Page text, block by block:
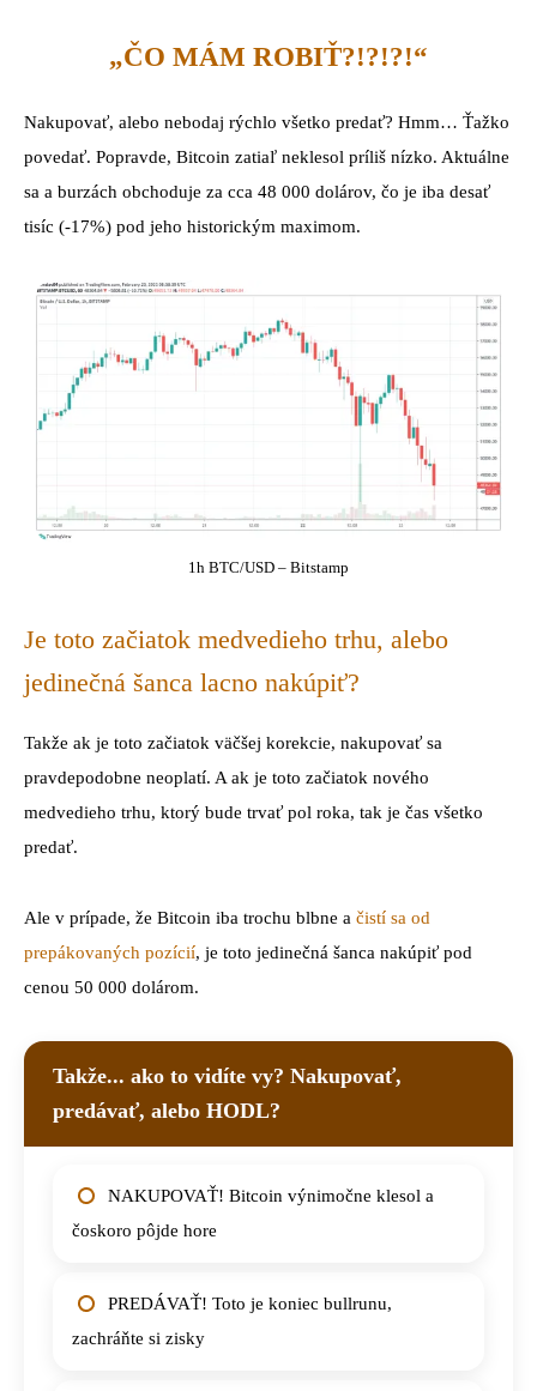
„ČO MÁM ROBIŤ?!?!?!“
Nakupovať, alebo nebodaj rýchlo všetko predať? Hmm… Ťažko
povedať. Popravde, Bitcoin zatiaľ neklesol príliš nízko. Aktuálne
sa a burzách obchoduje za cca 48 000 dolárov, čo je iba desať
tisíc (-17%) pod jeho historickým maximom.
1h BTC/USD – Bitstamp
Je toto začiatok medvedieho trhu, alebo
jedinečná šanca lacno nakúpiť?
Takže ak je toto začiatok väčšej korekcie, nakupovať sa
pravdepodobne neoplatí. A ak je toto začiatok nového
medvedieho trhu, ktorý bude trvať pol roka, tak je čas všetko
predať.
Ale v prípade, že Bitcoin iba trochu blbne a čistí sa od
prepákovaných pozícií, je toto jedinečná šanca nakúpiť pod
cenou 50 000 dolárom.
Takže... ako to vidíte vy? Nakupovať,
predávať, alebo HODL?
NAKUPOVAŤ! Bitcoin výnimočne klesol a
čoskoro pôjde hore
PREDÁVAŤ! Toto je koniec bullrunu,
zachráňte si zisky